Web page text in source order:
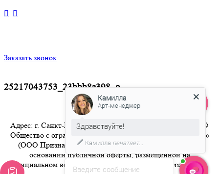
Заказать звонок
25217043753_23bbb8a398_o
Адрес: г. Санкт-Петербург 8-800-350-94-36 Бесплатный РФ
Общество с ограниченной ответственностью «Признание»
(ООО Признание) осуществляет свою деятельность на
основании публичной оферты, размещенной на
официальном веб-сайте компании по адресу artpriznanie.ru
Введите сообщение
Камилла
Арт-менеджер
Здравствуйте!
Камилла печатает...